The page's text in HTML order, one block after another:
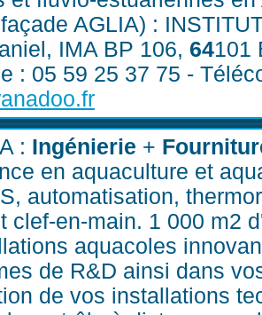
AGLIA) :
IMA BP 106, 64101
: 05 59 25 37 75 -
: Ingénierie +
en aquaculture et
automatisation,
clef-en-main. 1 000 m2
aquacoles
de R&D ainsi dans
de vos installations